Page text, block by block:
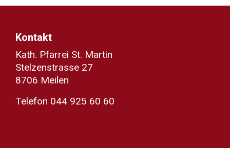
Kontakt
Kath. Pfarrei St. Martin
Stelzenstrasse 27
8706 Meilen
Telefon 044 925 60 60